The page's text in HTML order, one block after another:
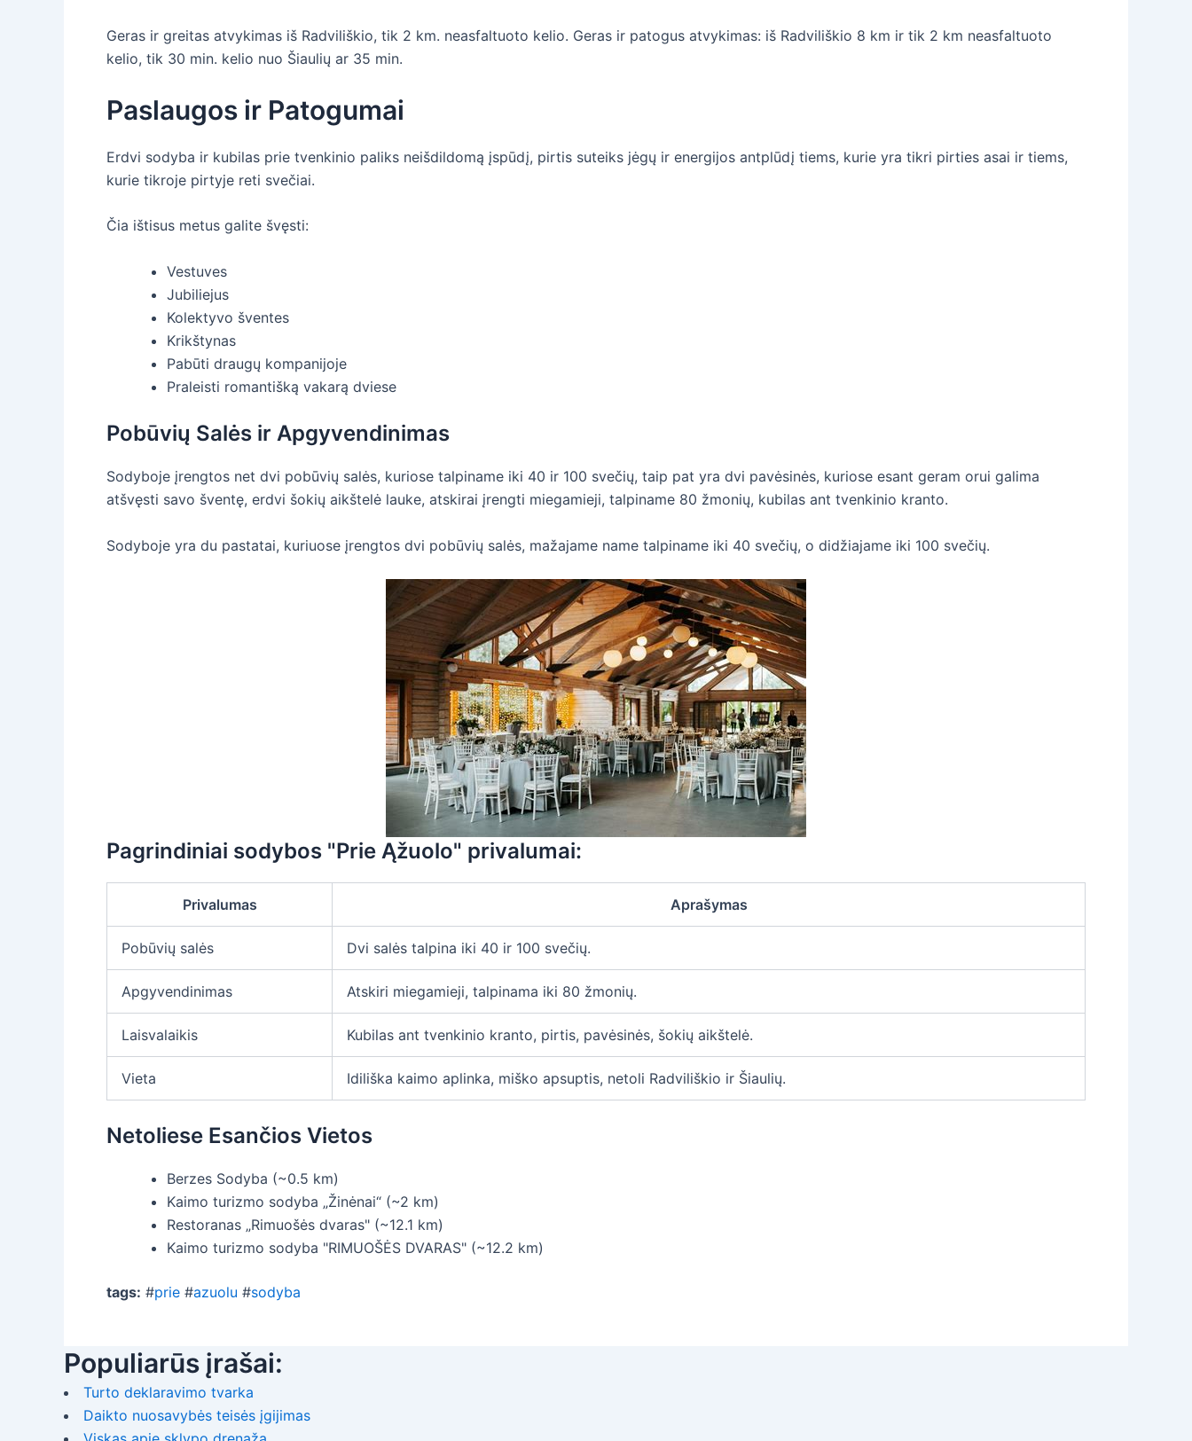
Geras ir greitas atvykimas iš Radviliškio, tik 2 km. neasfaltuoto kelio. Geras ir patogus atvykimas: iš Radviliškio 8 km ir tik 2 km neasfaltuoto
kelio, tik 30 min. kelio nuo Šiaulių ar 35 min.
Paslaugos ir Patogumai
Erdvi sodyba ir kubilas prie tvenkinio paliks neišdildomą įspūdį, pirtis suteiks jėgų ir energijos antplūdį tiems, kurie yra tikri pirties asai ir tiems,
kurie tikroje pirtyje reti svečiai.
Čia ištisus metus galite švęsti:
Vestuves
Jubiliejus
Kolektyvo šventes
Krikštynas
Pabūti draugų kompanijoje
Praleisti romantišką vakarą dviese
Pobūvių Salės ir Apgyvendinimas
Sodyboje įrengtos net dvi pobūvių salės, kuriose talpiname iki 40 ir 100 svečių, taip pat yra dvi pavėsinės, kuriose esant geram orui galima
atšvęsti savo šventę, erdvi šokių aikštelė lauke, atskirai įrengti miegamieji, talpiname 80 žmonių, kubilas ant tvenkinio kranto.
Sodyboje yra du pastatai, kuriuose įrengtos dvi pobūvių salės, mažajame name talpiname iki 40 svečių, o didžiajame iki 100 svečių.
Pagrindiniai sodybos "Prie Ąžuolo" privalumai:
Privalumas Aprašymas
Pobūvių salės Dvi salės talpina iki 40 ir 100 svečių.
Apgyvendinimas Atskiri miegamieji, talpinama iki 80 žmonių.
Laisvalaikis Kubilas ant tvenkinio kranto, pirtis, pavėsinės, šokių aikštelė.
Vieta Idiliška kaimo aplinka, miško apsuptis, netoli Radviliškio ir Šiaulių.
Netoliese Esančios Vietos
Berzes Sodyba (~0.5 km)
Kaimo turizmo sodyba „Žinėnai“ (~2 km)
Restoranas „Rimuošės dvaras" (~12.1 km)
Kaimo turizmo sodyba "RIMUOŠĖS DVARAS" (~12.2 km)
tags: #prie #azuolu #sodyba
Populiarūs įrašai:
Turto deklaravimo tvarka
Daikto nuosavybės teisės įgijimas